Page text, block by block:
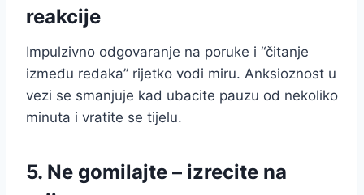
reakcije
Impulzivno odgovaranje na poruke i “čitanje
između redaka” rijetko vodi miru. Anksioznost u
vezi se smanjuje kad ubacite pauzu od nekoliko
minuta i vratite se tijelu.
5. Ne gomilajte – izrecite na